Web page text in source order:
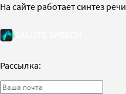
На сайте работает синтез речи
Рассылка: